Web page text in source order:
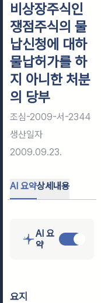
비상장주식인
쟁점주식의 물
납신청에 대하
물납허가를 하
지 아니한 처분
의 당부
조심-2009-서-2344
생산일자
2009.09.23.
AI 요약상세내용
AI 요
약
요지